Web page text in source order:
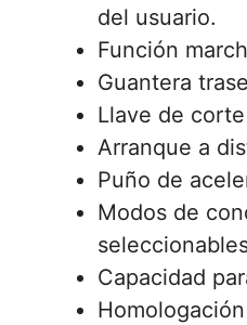
del usuario.
Función
Guantera
Llave de corte
Arranque a
Puño de
Modos de
Capacidad